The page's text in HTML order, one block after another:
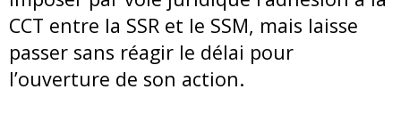
CCT entre la SSR et le SSM, mais laisse
passer sans réagir le délai pour
l’ouverture de son action.